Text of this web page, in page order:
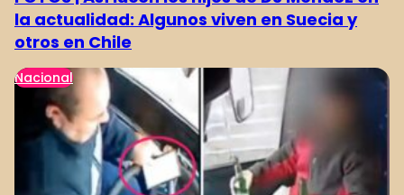
la actualidad: Algunos viven en Suecia y
otros en Chile
Nacional